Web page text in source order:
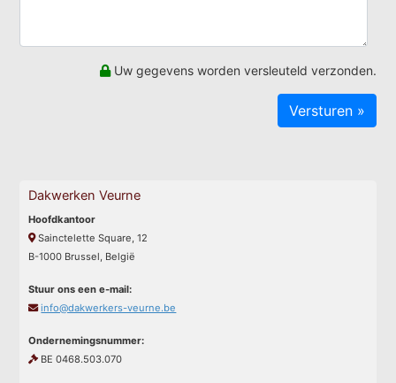
Uw gegevens worden versleuteld verzonden.
Dakwerken Veurne
Hoofdkantoor
Sainctelette Square, 12
B-1000 Brussel, België
Stuur ons een e-mail:
info@dakwerkers-veurne.be
Ondernemingsnummer:
BE 0468.503.070